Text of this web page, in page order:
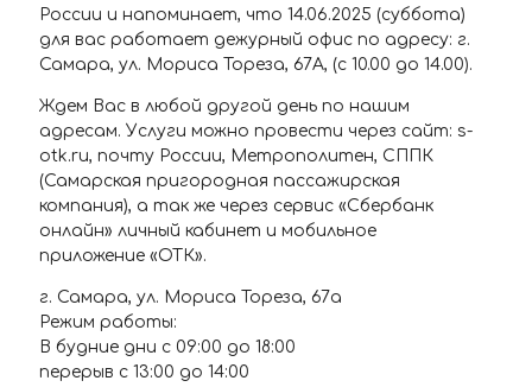
России и напоминает, что 14.06.2025 (суббота)
для вас работает дежурный офис по адресу: г.
Самара, ул. Мориса Тореза, 67А, (с 10.00 до 14.00).
Ждем Вас в любой другой день по нашим
адресам. Услуги можно провести через сайт: s-
otk.ru, почту России, Метрополитен, СППК
(Самарская пригородная пассажирская
компания), а так же через сервис «Сбербанк
онлайн» личный кабинет и мобильное
приложение «ОТК».
г. Самара, ул. Мориса Тореза, 67а
Режим работы:
В будние дни с 09:00 до 18:00
перерыв с 13:00 до 14:00